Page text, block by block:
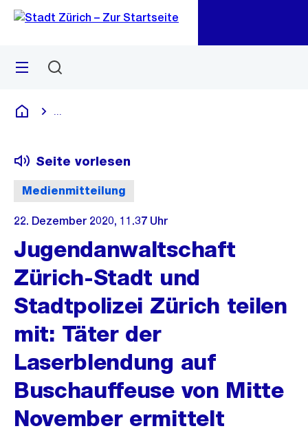
Navigation
Sprunglink
Menü
Deutsch
Medienmitteilung
Seite vorlesen
22. Dezember 2020, 11.37 Uhr
Jugendanwaltschaft
Zürich-Stadt und
Stadtpolizei Zürich teilen
mit: Täter der
Laserblendung auf
Buschauffeuse von Mitte
November ermittelt